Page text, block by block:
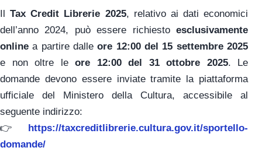
IlTax Credit Librerie 2025, relativo ai dati economici
dell’anno 2024, può essere richiesto esclusivamente
online a partire dalleore 12:00 del 15 settembre 2025
e non oltre le ore 12:00 del 31 ottobre 2025. Le
domande devono essere inviate tramite la piattaforma
ufficiale del Ministero della Cultura, accessibile al
seguente indirizzo:
👉 https://taxcreditlibrerie.cultura.gov.it/sportello-
domande/